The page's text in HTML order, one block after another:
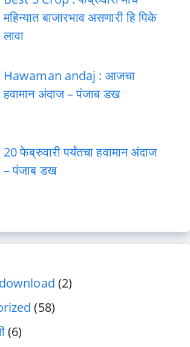
महिन्यात बाजारभाव असणारी हि पिके
लावा
Hawaman andaj : आजचा
हवामान अंदाज – पंजाब डख
20 फेब्रुवारी पर्यंतचा हवामान अंदाज
– पंजाब डख
(2)
(58)
(6)